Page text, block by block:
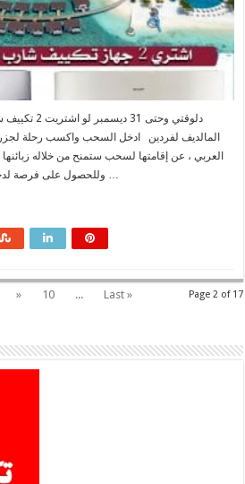
دلوقتي وحتى
المالديف لفردين ادخل السحب واكسب رحلة
العربي ، عن إقامتها لسحب ستمنح من خلاله
وللحصول على فرصة لدخول هذا السحب ، فاما هو مطلول …
Page 2 of 17
» 10 ... Last »